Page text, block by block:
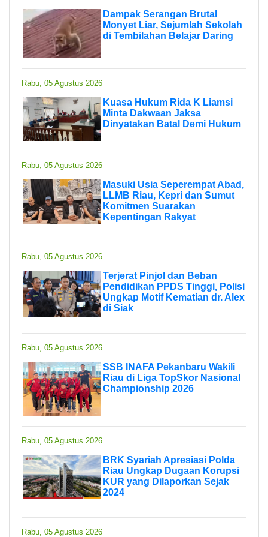
Dampak Serangan Brutal
Monyet Liar, Sejumlah Sekolah
di Tembilahan Belajar Daring
Rabu, 05 Agustus 2026
Kuasa Hukum Rida K Liamsi
Minta Dakwaan Jaksa
Dinyatakan Batal Demi Hukum
Rabu, 05 Agustus 2026
Masuki Usia Seperempat Abad,
LLMB Riau, Kepri dan Sumut
Komitmen Suarakan
Kepentingan Rakyat
Rabu, 05 Agustus 2026
Terjerat Pinjol dan Beban
Pendidikan PPDS Tinggi, Polisi
Ungkap Motif Kematian dr. Alex
di Siak
Rabu, 05 Agustus 2026
SSB INAFA Pekanbaru Wakili
Riau di Liga TopSkor Nasional
Championship 2026
Rabu, 05 Agustus 2026
BRK Syariah Apresiasi Polda
Riau Ungkap Dugaan Korupsi
KUR yang Dilaporkan Sejak
2024
Rabu, 05 Agustus 2026